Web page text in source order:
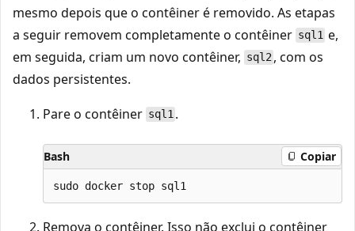
mesmo depois que o contêiner é removido. As etapas
a seguir removem completamente o contêiner sql1 e,
em seguida, criam um novo contêiner, sql2 , com os
dados persistentes.
Pare o contêiner sql1 .
Bash Copiar
Remova o contêiner. Isso não exclui o contêiner